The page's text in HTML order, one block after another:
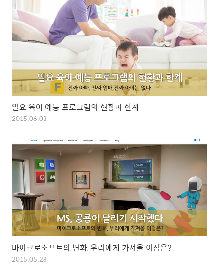
일요 육아 예능 프로그램의 현황과 한계
2015.06.08
마이크로소프트의 변화, 우리에게 가져올 이점은?
2015.05.28